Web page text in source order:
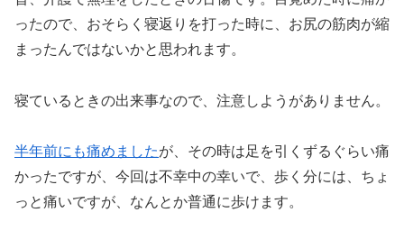
ったので、おそらく寝返りを打った時に、お尻の筋肉が縮
まったんではないかと思われます。
寝ているときの出来事なので、注意しようがありません。
半年前にも痛めましたが、その時は足を引くずるぐらい痛
かったですが、今回は不幸中の幸いで、歩く分には、ちょ
っと痛いですが、なんとか普通に歩けます。